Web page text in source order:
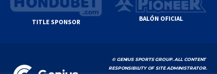
TITLE SPONSOR BALÓN OFICIAL
© GENIUS SPORTS GROUP. ALL CONTENT
RESPONSIBILITY OF SITE ADMINISTRATOR.